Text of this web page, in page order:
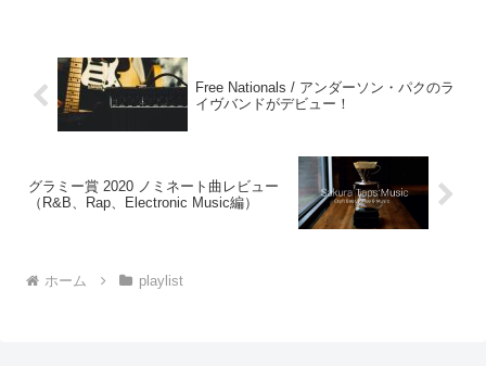
Free Nationals / アンダーソン・パクのラ
イヴバンドがデビュー！
グラミー賞 2020 ノミネート曲レビュー
（R&B、Rap、Electronic Music編）
ホーム playlist